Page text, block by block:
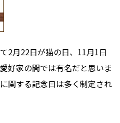
2月22日が猫の日、11月1日
好家の間では有名だと思いま
関する記念日は多く制定され